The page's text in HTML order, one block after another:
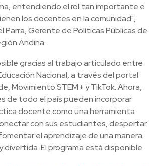
entendiendo el rol tan importante e
los docentes en la comunidad",
Parra, Gerente de Políticas Públicas de
Andina.
gracias al trabajo articulado entre
Nacional, a través del portal
Movimiento STEM+ y TikTok. Ahora,
de todo el país pueden incorporar
docente como una herramienta
con sus estudiantes, despertar
el aprendizaje de una manera
divertida. El programa está disponible